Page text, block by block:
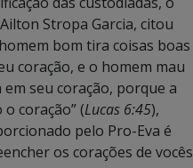
Stropa Garcia, citou
bom tira coisas boas
coração, e o homem mau
seu coração, porque a
coração” (Lucas 6:45),
pelo Pro-Eva é
os corações de vocês